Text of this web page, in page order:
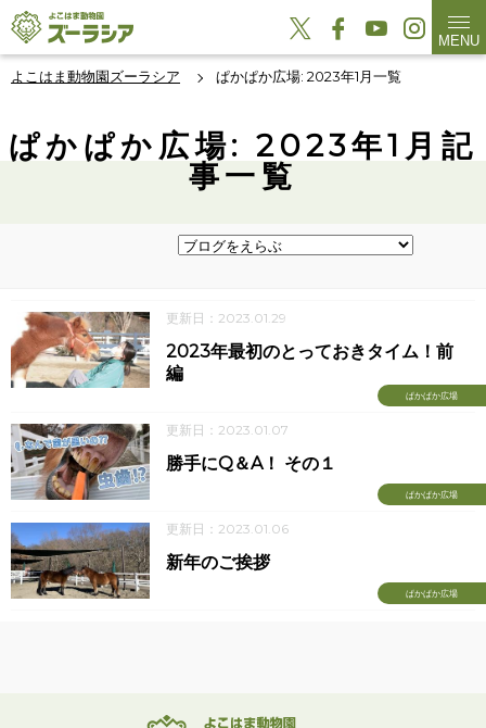
MENU
よこはま動物園ズーラシア ぱかぱか広場: 2023年1月一覧
ぱかぱか広場: 2023年1月記
事一覧
更新日：2023.01.29
ぱかぱか広場
2023年最初のとっておきタイム！前
編
更新日：2023.01.07
ぱかぱか広場
勝手にQ＆A！ その１
更新日：2023.01.06
ぱかぱか広場
新年のご挨拶